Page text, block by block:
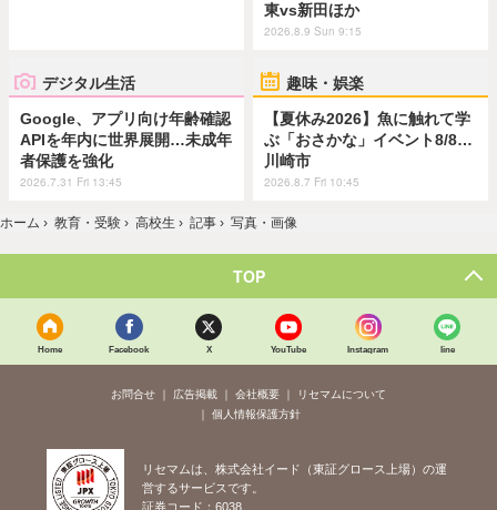
東vs新田ほか
2026.8.9 Sun 9:15
デジタル生活
Google、アプリ向け年齢確認
APIを年内に世界展開…未成年
者保護を強化
2026.7.31 Fri 13:45
趣味・娯楽
【夏休み2026】魚に触れて学
ぶ「おさかな」イベント8/8…
川崎市
2026.8.7 Fri 10:45
ホーム › 教育・受験 › 高校生 › 記事 › 写真・画像
TOP
Home Facebook X YouTube Instagram line
お問合せ 広告掲載 会社概要
リセマムについて
個人情報保護方針
リセマムは、株式会社イード（東証グロース上場）の運
営するサービスです。
証券コード：6038